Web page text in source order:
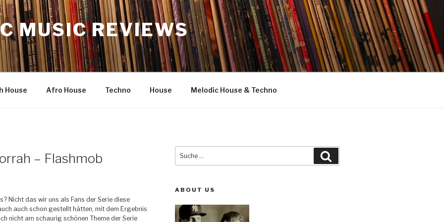
MUSIC REVIEWS
House Afro House Techno House Melodic House & Techno
– Flashmob
Nicht das wir uns als Fans der Serie diese
auch schon gestellt hätten, mit dem Ergebnis
nicht am schaurig schönen Theme der Serie
Suche
ABOUT US